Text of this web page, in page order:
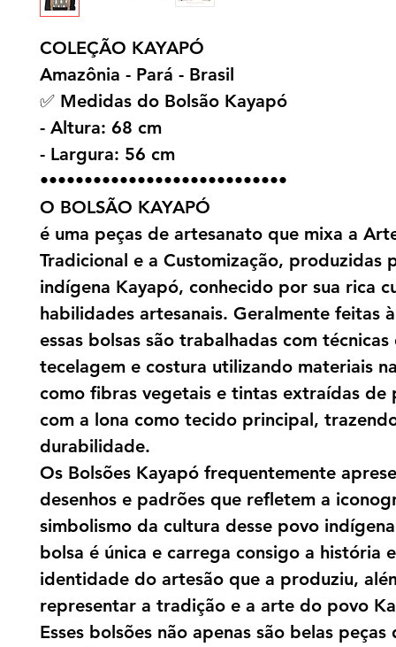
COLEÇÃO KAYAPÓ
Amazônia - Pará - Brasil
✅ Medidas do Bolsão Kayapó
- Altura: 68 cm
- Largura: 56 cm
••••••••••••••••••••••••••••
O BOLSÃO KAYAPÓ
é uma peças de artesanato que mixa a
Tradicional e a Customização, produzidas
indígena Kayapó, conhecido por sua rica
habilidades artesanais. Geralmente feitas
essas bolsas são trabalhadas com técnicas
tecelagem e costura utilizando materiais
como fibras vegetais e tintas extraídas de
com a lona como tecido principal,
durabilidade.
Os Bolsões Kayapó frequentemente
desenhos e padrões que refletem a
simbolismo da cultura desse povo
bolsa é única e carrega consigo a história
identidade do artesão que a produziu,
representar a tradição e a arte do povo
Esses bolsões não apenas são belas peças